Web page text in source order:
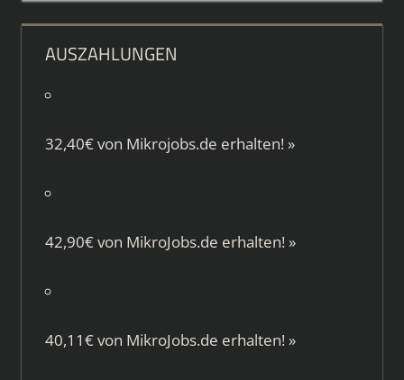
AUSZAHLUNGEN
32,40€ von Mikrojobs.de erhalten! »
42,90€ von MikroJobs.de erhalten! »
40,11€ von MikroJobs.de erhalten! »